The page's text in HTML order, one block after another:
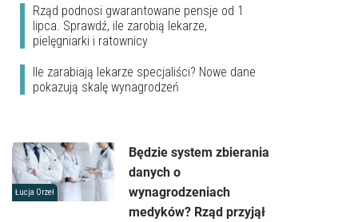
Rząd podnosi gwarantowane pensje od 1
lipca. Sprawdź, ile zarobią lekarze,
pielęgniarki i ratownicy
Ile zarabiają lekarze specjaliści? Nowe dane
pokazują skalę wynagrodzeń
Łucja Orzeł
Będzie system zbierania
danych o
wynagrodzeniach
medyków? Rząd przyjął